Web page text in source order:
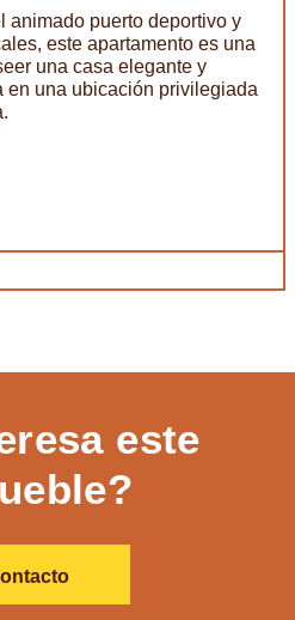
animado puerto deportivo y
este apartamento es una
una casa elegante y
en una ubicación privilegiada
este